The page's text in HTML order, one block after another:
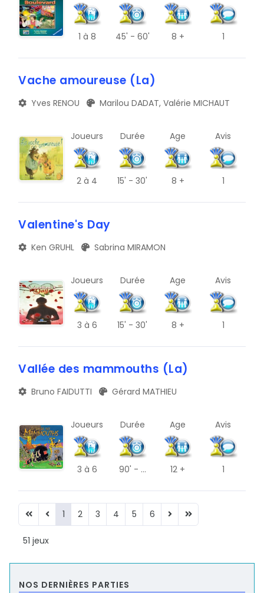
1 à 8 45' - 60' 8 + 1
Vache amoureuse (La)
Yves RENOU Marilou DADAT, Valérie MICHAUT
Joueurs
2 à 4
Durée
15' - 30'
Age
8 +
Avis
1
Valentine's Day
Ken GRUHL Sabrina MIRAMON
Joueurs
3 à 6
Durée
15' - 30'
Age
8 +
Avis
1
Vallée des mammouths (La)
Bruno FAIDUTTI Gérard MATHIEU
Joueurs
3 à 6
Durée
90' - ...
Age
12 +
Avis
1
1 2 3 4 5 6
51 jeux
NOS DERNIÈRES PARTIES